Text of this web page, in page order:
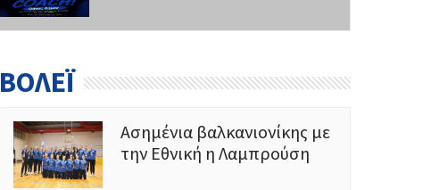
ΒΟΛΕΪ
Ασημένια βαλκανιονίκης με
την Εθνική η Λαμπρούση